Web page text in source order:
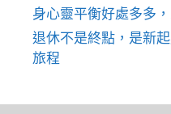
身心靈平衡好處多多
退休不是終點，是新
旅程